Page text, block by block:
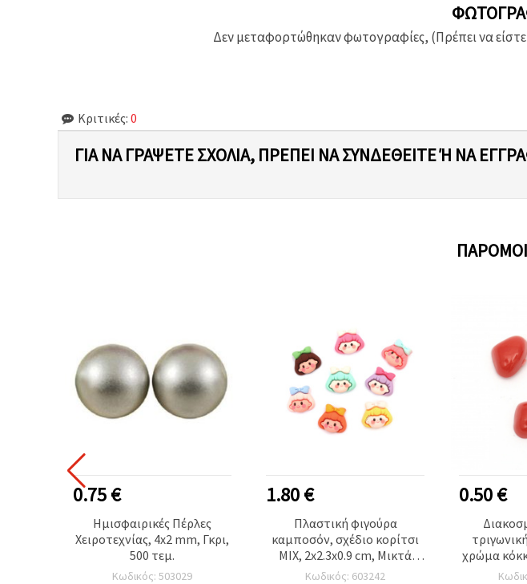
Δεν μεταφορτώθηκαν φωτογραφίες, (Πρέπει να
Κριτικές: 0
ΓΙΑ ΝΑ ΓΡΆΨΕΤΕ ΣΧΌΛΙΑ, ΠΡΈΠΕΙ ΝΑ ΣΥΝΔΕΘΕΊΤΕ Ή ΝΑ
0.75 €
Ημισφαιρικές Πέρλες
Χειροτεχνίας, 4x2 mm, Γκρι,
500 τεμ.
Κωδικός: 503029
1.80 €
Πλαστική φιγούρα
καμποσόν, σχέδιο κορίτσι
MIX, 2x2.3x0.9 cm, Μικτά
χρώματα - 10 τεμ.
Κωδικός: 603242
0.50 €
χρώμα